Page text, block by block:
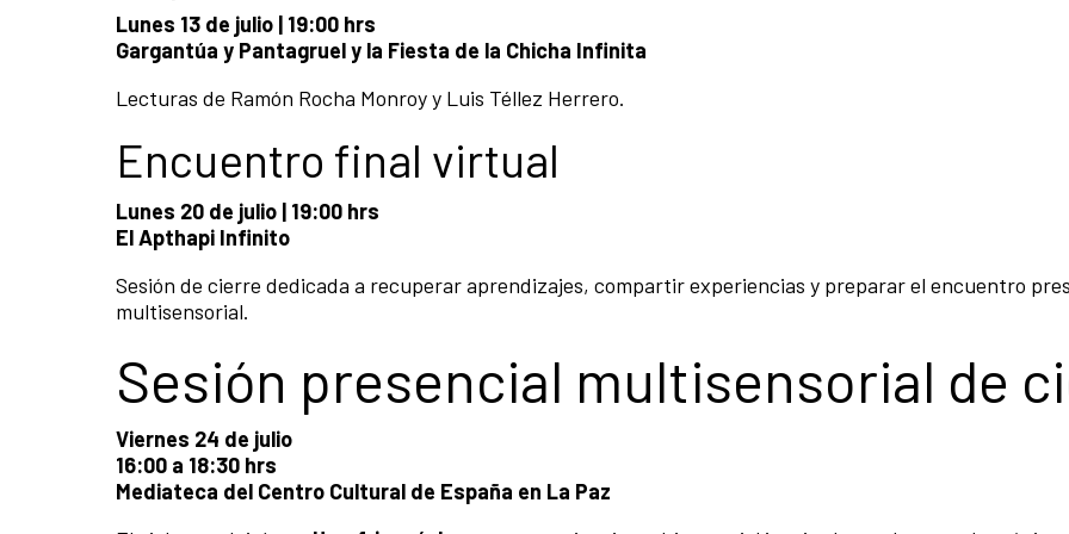
Lunes 13 de julio | 19:00 hrs
Gargantúa y Pantagruel y la Fiesta de la Chicha Infinita
Lecturas de Ramón Rocha Monroy y Luis Téllez Herrero.
Encuentro final virtual
Lunes 20 de julio | 19:00 hrs
El Apthapi Infinito
Sesión de cierre dedicada a recuperar aprendizajes, compartir experiencias y preparar el encuentro
multisensorial.
Sesión presencial multisensorial de
Viernes 24 de julio
16:00 a 18:30 hrs
Mediateca del Centro Cultural de España en La Paz